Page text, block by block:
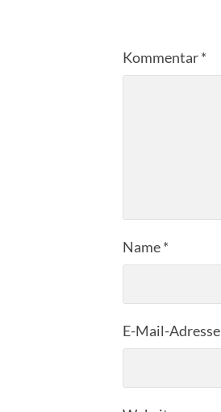
Kommentar*
Name*
E-Mail-Adresse